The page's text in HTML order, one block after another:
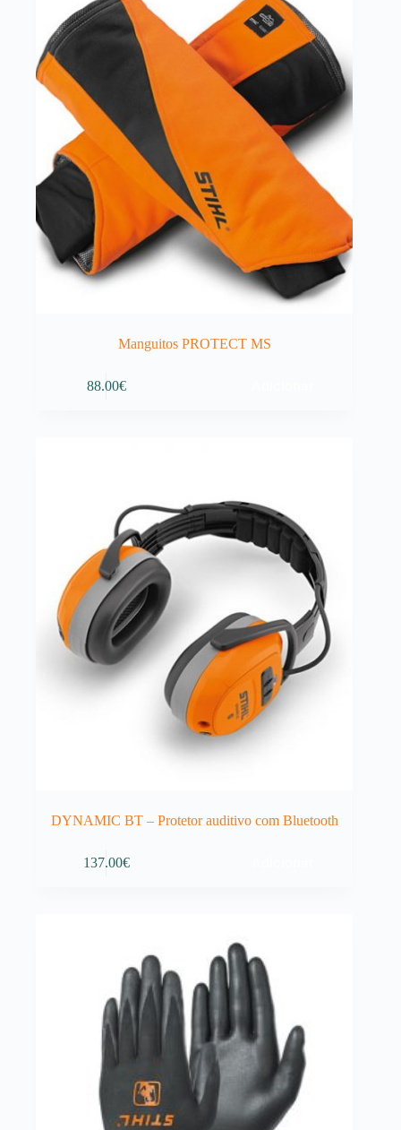
Manguitos PROTECT MS
88.00€
DYNAMIC BT – Protetor auditivo com Bluetooth
137.00€